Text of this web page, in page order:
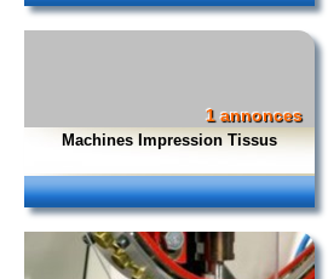
1 annonces
Machines Impression Tissus